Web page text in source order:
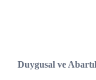
Duygusal ve